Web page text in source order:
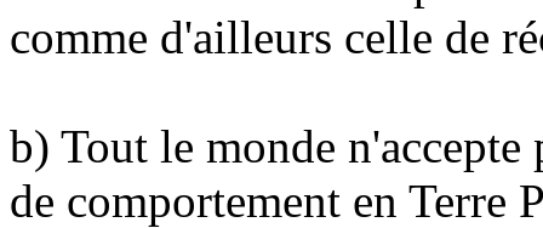
comme d'ailleurs celle de
b) Tout le monde n'accepte
de comportement en Terre